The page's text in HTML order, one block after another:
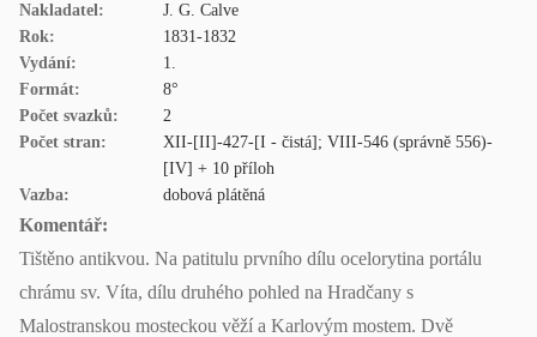
Nakladatel:
J. G. Calve
Rok:
1831-1832
Vydání:
1.
Formát:
8°
Počet svazků:
2
Počet stran:
XII-[II]-427-[I - čistá]; VIII-546 (správně 556)-
[IV] + 10 příloh
Vazba:
dobová plátěná
Komentář:
Tištěno antikvou. Na patitulu prvního dílu ocelorytina portálu
chrámu sv. Víta, dílu druhého pohled na Hradčany s
Malostranskou mosteckou věží a Karlovým mostem. Dvě